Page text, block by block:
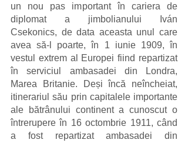
un nou pas important în cariera de
diplomat a jimbolianului Iván
Csekonics, de data aceasta unul care
avea să-l poarte, în 1 iunie 1909, în
vestul extrem al Europei fiind repartizat
în serviciul ambasadei din Londra,
Marea Britanie. Deși încă neîncheiat,
itinerariul său prin capitalele importante
ale bătrânului continent a cunoscut o
întrerupere în 16 octombrie 1911, când
a fost repartizat ambasadei din